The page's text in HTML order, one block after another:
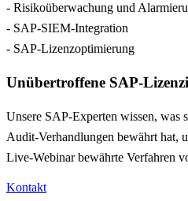
- Risikoüberwachung und
- SAP-SIEM-Integration
- SAP-Lizenzoptimierung
Unübertroffene SAP-
Unsere SAP-Experten wissen, was
Audit-Verhandlungen bewährt hat,
Live-Webinar bewährte Verfahren
Kontakt